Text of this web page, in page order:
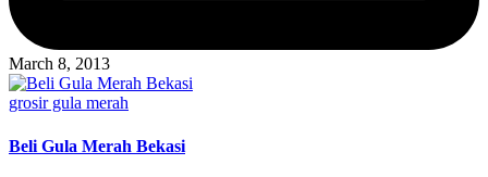
March 8, 2013
Posted
grosir gula merah
Beli Gula Merah Bekasi